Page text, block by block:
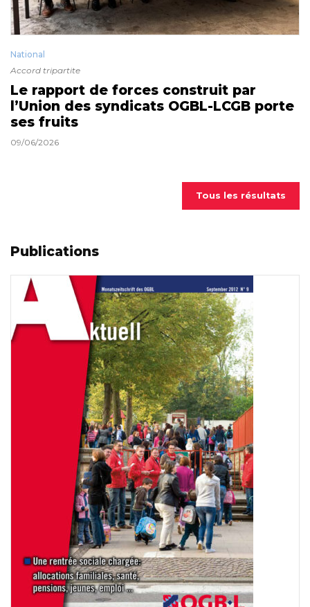
National
Accord tripartite
Le rapport de forces construit par
l’Union des syndicats OGBL-LCGB porte
ses fruits
09/06/2026
Tous les résultats
Publications
Français
Allemand